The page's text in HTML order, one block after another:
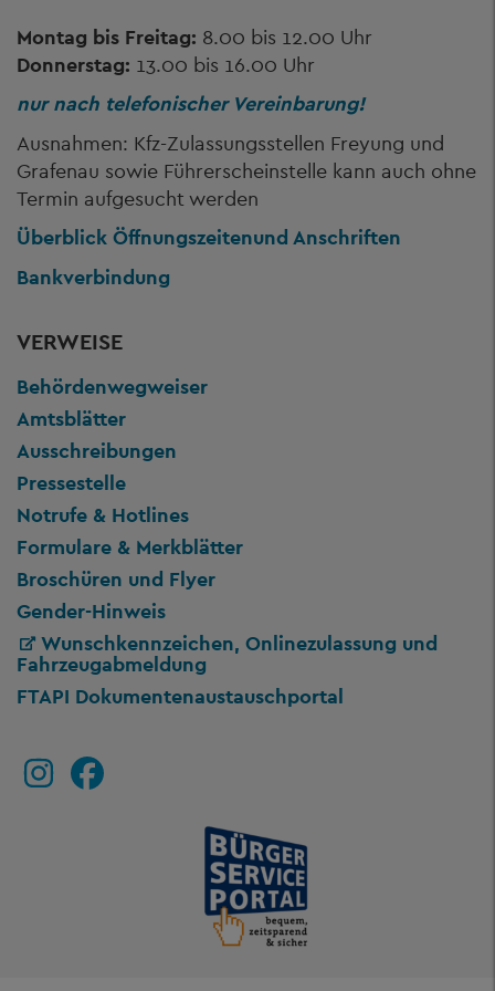
Montag bis Freitag: 8.00 bis 12.00 Uhr
Donnerstag: 13.00 bis 16.00 Uhr
nur nach telefonischer Vereinbarung!
Ausnahmen: Kfz-Zulassungsstellen Freyung und
Grafenau sowie Führerscheinstelle kann auch ohne
Termin aufgesucht werden
Überblick Öffnungszeitenund Anschriften
Bankverbindung
VERWEISE
Behördenwegweiser
Amtsblätter
Ausschreibungen
Pressestelle
Notrufe & Hotlines
Formulare & Merkblätter
Broschüren und Flyer
Gender-Hinweis
Wunschkennzeichen, Onlinezulassung und
Fahrzeugabmeldung
FTAPI Dokumentenaustauschportal